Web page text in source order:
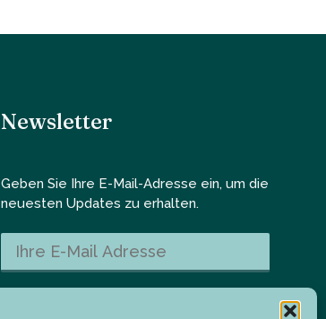
Newsletter
Geben Sie Ihre E-Mail-Adresse ein, um die
neuesten Updates zu erhalten.